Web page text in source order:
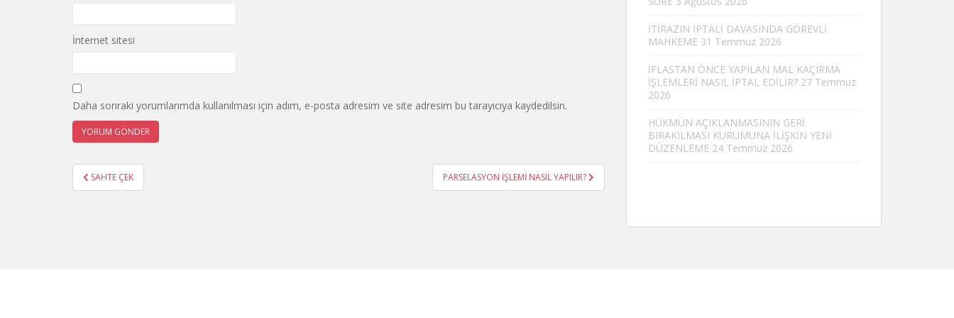
İnternet sitesi
Daha sonraki yorumlarımda kullanılması için adım, e-posta adresim ve site adresim bu tarayıcıya kaydedilsin.
Yazı
gezinmesi
SAHTE ÇEK PARSELASYON İŞLEMİ NASIL YAPILIR?
İTİRAZIN İPTALİ DAVASINDA GÖREVLİ
MAHKEME 31 Temmuz 2026
İFLASTAN ÖNCE YAPILAN MAL KAÇIRMA
İŞLEMLERİ NASIL İPTAL EDİLİR? 27 Temmuz
2026
HÜKMÜN AÇIKLANMASININ GERİ
BIRAKILMASI KURUMUNA İLİŞKİN YENİ
DÜZENLEME 24 Temmuz 2026